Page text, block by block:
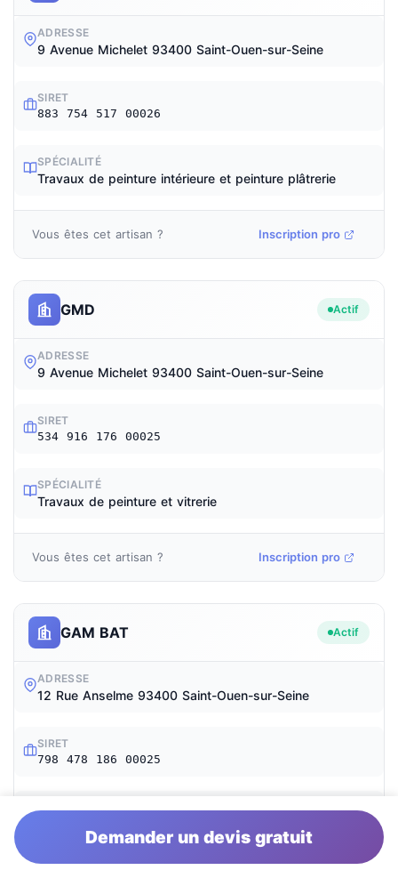
ADRESSE
9 Avenue Michelet 93400 Saint-Ouen-sur-Seine
SIRET
883 754 517 00026
SPÉCIALITÉ
Travaux de peinture intérieure et peinture plâtrerie
Vous êtes cet artisan ? Inscription pro
GMD Actif
ADRESSE
9 Avenue Michelet 93400 Saint-Ouen-sur-Seine
SIRET
534 916 176 00025
SPÉCIALITÉ
Travaux de peinture et vitrerie
Vous êtes cet artisan ? Inscription pro
GAM BAT Actif
ADRESSE
12 Rue Anselme 93400 Saint-Ouen-sur-Seine
SIRET
798 478 186 00025
SPÉCIALITÉ
Demander un devis gratuit